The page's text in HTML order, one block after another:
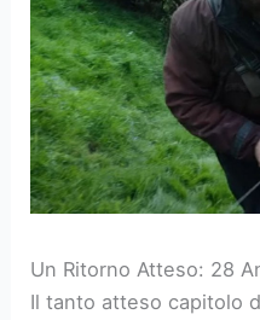
Un Ritorno Atteso: 28
Il tanto atteso capitolo